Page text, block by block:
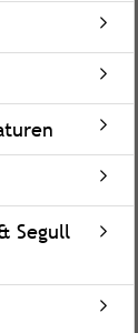
Segull